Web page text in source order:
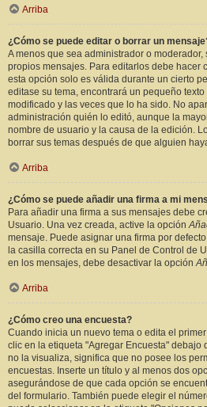
Arriba
¿Cómo se puede editar o borrar un
A menos que sea administrador o
propios mensajes. Para editarlos debe hacer
esta opción solo es válida durante un cierto
editase su tema, encontrará un pequeño
modificado y las veces que lo ha sido. No
administración quién lo editó, aunque la
nombre de usuario y la causa de la edición.
borrar sus temas después de que alguien
Arriba
¿Cómo se puede añadir una firma a mi
Para añadir una firma a sus mensajes debe
Usuario. Una vez creada, active la opción
mensaje. Puede asignar una firma por
la casilla correcta en su Panel de Control de
en los mensajes, debe desactivar la opción
Arriba
¿Cómo creo una encuesta?
Cuando inicia un nuevo tema o edita el
clic en la etiqueta "Agregar Encuesta" debajo
no la visualiza, significa que no posee los
encuestas. Inserte un título y al menos dos
asegurándose de que cada opción se
del formulario. También puede elegir el